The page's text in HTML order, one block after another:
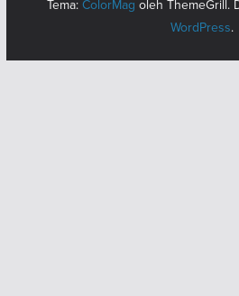
Tema:ColorMag oleh ThemeGrill.
WordPress.